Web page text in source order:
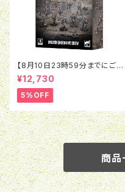
【8月10日23時59分までにご予
約で5％OFF】ネクロムンダ：オ
ーロック アンダーハイヴ・クル
ー
¥12,730
5%OFF
商品